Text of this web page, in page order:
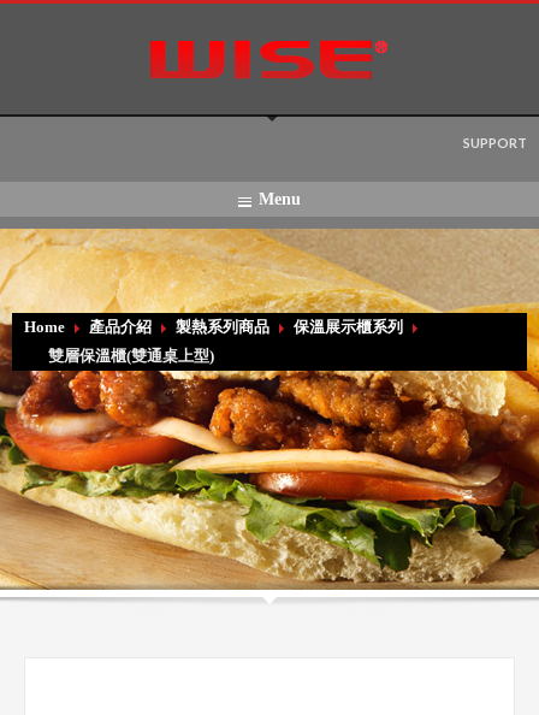
SUPPORT
Menu
Home 產品介紹 製熱系列商品
保溫展示櫃系列
雙層保溫櫃(雙通桌上型)